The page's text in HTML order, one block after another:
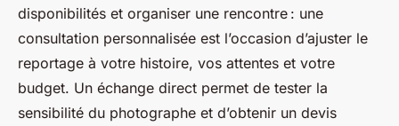
disponibilités et organiser une rencontre : une
consultation personnalisée est l’occasion d’ajuster le
reportage à votre histoire, vos attentes et votre
budget. Un échange direct permet de tester la
sensibilité du photographe et d’obtenir un devis